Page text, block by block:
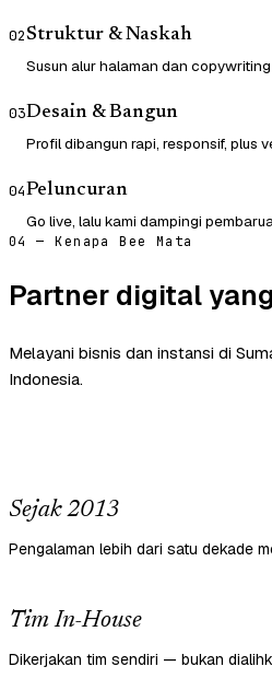
02Struktur & Naskah
Susun alur halaman dan
03Desain & Bangun
Profil dibangun rapi, responsif, plus
04Peluncuran
Go live, lalu kami dampingi
04 — Kenapa Bee Mata
Partner digital
Melayani bisnis dan instansi di
Indonesia.
Sejak 2013
Pengalaman lebih dari satu dekade
Tim In-House
Dikerjakan tim sendiri — bukan